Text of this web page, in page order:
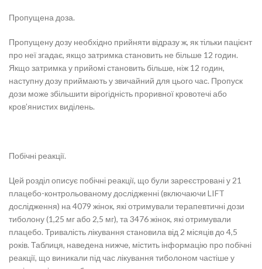
Пропущена доза.
Пропущену дозу необхідно прийняти відразу ж, як тільки пацієнт
про неї згадає, якщо затримка становить не більше 12 годин.
Якщо затримка у прийомі становить більше, ніж 12 годин,
наступну дозу приймають у звичайний для цього час. Пропуск
дози може збільшити вірогідність проривної кровотечі або
кров’янистих виділень.
Побічні реакції.
Цей розділ описує побічні реакції, що були зареєстровані у 21
плацебо-контрольованому дослідженні (включаючи LIFT
дослідження) на 4079 жінок, які отримували терапевтичні дози
тиболону (1,25 мг або 2,5 мг), та 3476 жінок, які отримували
плацебо. Тривалість лікування становила від 2 місяців до 4,5
років. Таблиця, наведена нижче, містить інформацію про побічні
реакції, що виникали під час лікування тиболоном частіше у